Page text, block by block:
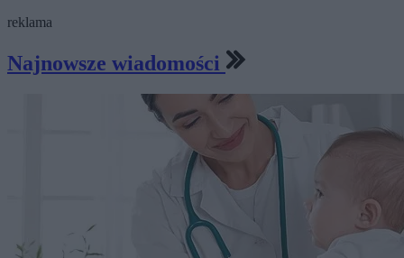
reklama
Najnowsze wiadomości